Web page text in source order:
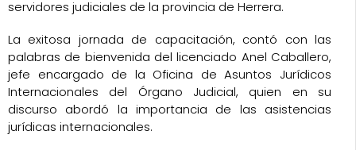
servidores judiciales de la provincia de Herrera.
La exitosa jornada de capacitación, contó con las
palabras de bienvenida del licenciado Anel Caballero,
jefe encargado de la Oficina de Asuntos Jurídicos
Internacionales del Órgano Judicial, quien en su
discurso abordó la importancia de las asistencias
jurídicas internacionales.